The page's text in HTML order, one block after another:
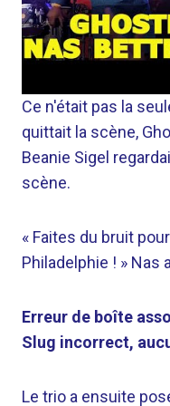
Ce n'était pas la
quittait la scène,
Beanie Sigel
scène.
« Faites du bruit
Philadelphie ! » Nas
Erreur de boîte
Slug incorrect,
Le trio a ensuite